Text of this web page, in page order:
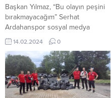
Başkan Yılmaz, “Bu olayın peşini
bırakmayacağım” Serhat
Ardahanspor sosyal medya
hesabından yaptığı paylaşımda
dikkat çeken sözler söyleyen
Başkan Yılmaz, “Maç günü ve
maçtan sonra yapmış olduğum
açıklamalarda, Diyarbakır ve
Doğubeyazıt halkına terörist
14.02.2024 0